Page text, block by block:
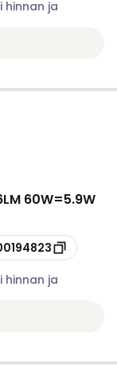
hinnan ja
60W=5.9W
hinnan ja